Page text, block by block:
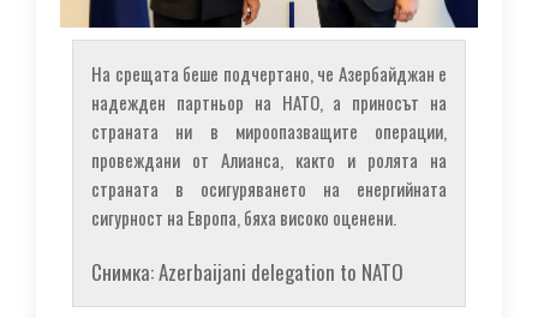
На срещата беше подчертано, че Азербайджан е
надежден партньор на НАТО, а приносът на
страната ни в мироопазващите операции,
провеждани от Алианса, както и ролята на
страната в осигуряването на енергийната
сигурност на Европа, бяха високо оценени.
Снимка: Azerbaijani delegation to NATO